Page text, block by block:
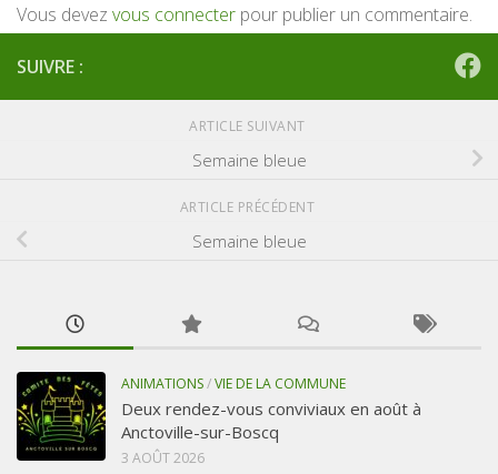
Vous devez vous connecter pour publier un commentaire.
SUIVRE :
ARTICLE SUIVANT
Semaine bleue
ARTICLE PRÉCÉDENT
Semaine bleue
ANIMATIONS/VIE DE LA COMMUNE
Deux rendez-vous conviviaux en août à
Anctoville-sur-Boscq
3 AOÛT 2026